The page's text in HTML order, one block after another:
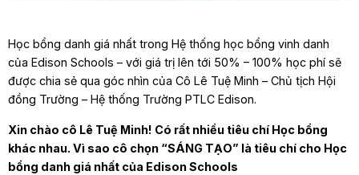
Học bổng danh giá nhất trong Hệ thống học bổng vinh danh
của Edison Schools – với giá trị lên tới 50% – 100% học phí sẽ
được chia sẻ qua góc nhìn của Cô Lê Tuệ Minh – Chủ tịch Hội
đồng Trường – Hệ thống Trường PTLC Edison.
Xin chào cô Lê Tuệ Minh! Có rất nhiều tiêu chí Học bổng
khác nhau. Vì sao cô chọn “SÁNG TẠO” là tiêu chí cho Học
bổng danh giá nhất của Edison Schools